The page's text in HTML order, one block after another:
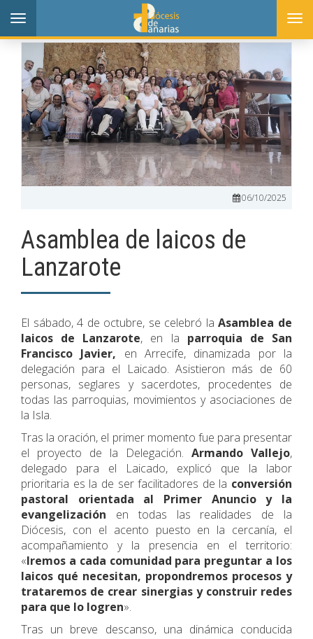
Toggle
navigation
06/10/2025
Asamblea de laicos de
Lanzarote
El sábado, 4 de octubre, se celebró laAsamblea de
laicos de Lanzarote, en la parroquia de San
Francisco Javier, en Arrecife, dinamizada por la
delegación para el Laicado. Asistieron más de 60
personas, seglares y sacerdotes, procedentes de
todas las parroquias, movimientos y asociaciones de
la Isla.
Tras la oración, el primer momento fue para presentar
el proyecto de la Delegación. Armando Vallejo,
delegado para el Laicado, explicó que la labor
prioritaria es la de ser facilitadores de la conversión
pastoral orientada al Primer Anuncio y la
evangelización en todas las realidades de la
Diócesis, con el acento puesto en la cercanía, el
acompañamiento y la presencia en el territorio:
«Iremos a cada comunidad para preguntar a los
laicos qué necesitan, propondremos procesos y
trataremos de crear sinergias y construir redes
para que lo logren».
Tras un breve descanso, una dinámica conducida